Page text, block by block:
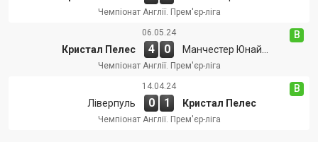
Чемпіонат Англії. Прем'єр-ліга
В
06.05.24
Кристал Пелес 4 0
Чемпіонат Англії. Прем'єр-ліга
В
14.04.24
Ліверпуль 0 1 Кристал Пелес
Чемпіонат Англії. Прем'єр-ліга